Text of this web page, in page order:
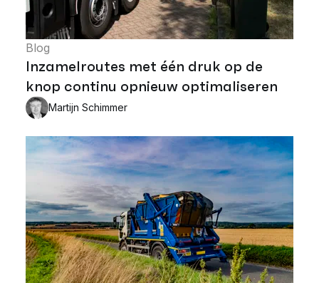
Blog
Inzamelroutes met één druk op de
knop continu opnieuw optimaliseren
Martijn Schimmer